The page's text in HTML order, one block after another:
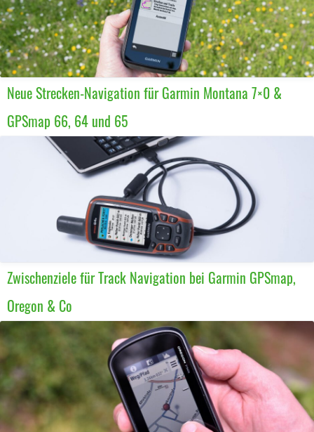
Neue Strecken-Navigation für Garmin Montana 7×0 &
GPSmap 66, 64 und 65
Zwischenziele für Track Navigation bei Garmin GPSmap,
Oregon & Co